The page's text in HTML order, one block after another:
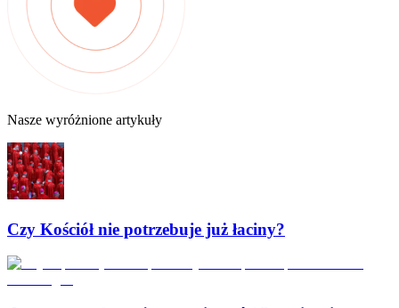
Nasze wyróżnione artykuły
Czy Kościół nie potrzebuje już łaciny?